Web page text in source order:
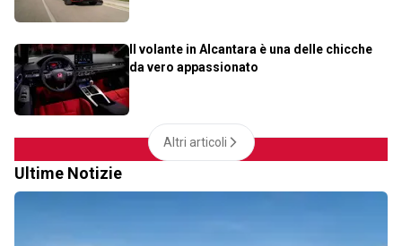
Il volante in Alcantara è una delle chicche
da vero appassionato
Altri articoli
Ultime Notizie